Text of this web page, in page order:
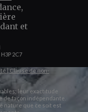
et
2C7
| Clause de non-
leur exactitude
de façon indépendante.
nature que ce soit est